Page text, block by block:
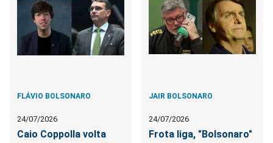
FLÁVIO BOLSONARO
24/07/2026
Caio Coppolla volta
JAIR BOLSONARO
24/07/2026
Frota liga, "Bolsonaro"